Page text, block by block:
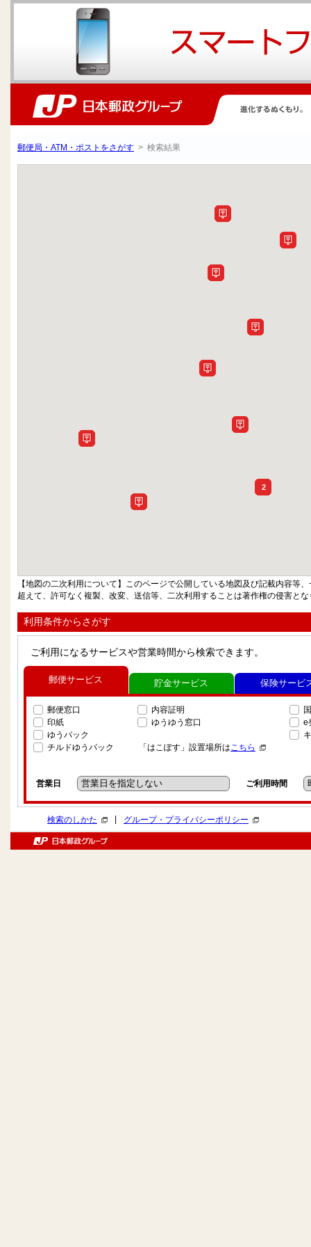
郵便局・ATM・ポストをさがす > 検索結果
2
【地図の二次利用について】このページで公開している地図及び記載内容等
超えて、許可なく複製、改変、送信等、二次利用することは著作権の侵害と
利用条件からさがす
ご利用になるサービスや営業時間から検索できます。
郵便サービス
郵便窓口
印紙
ゆうパック
チルドゆうパック
内容証明
ゆうゆう窓口
「はこぽす」設置場所はこちら
e
営業日 ご利用時間
貯金サービス 保険サービ
検索のしかた グループ・プライバシーポリシー